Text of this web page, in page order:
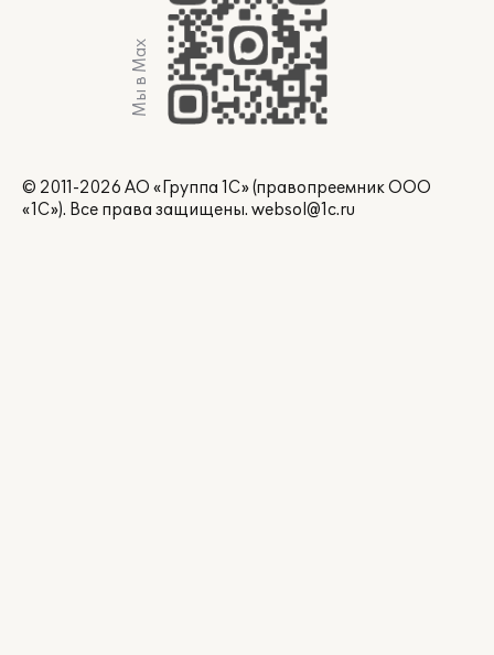
Мы в Max
© 2011-2026 АО «Группа 1С» (правопреемник ООО
«1С»). Все права защищены. websol@1c.ru